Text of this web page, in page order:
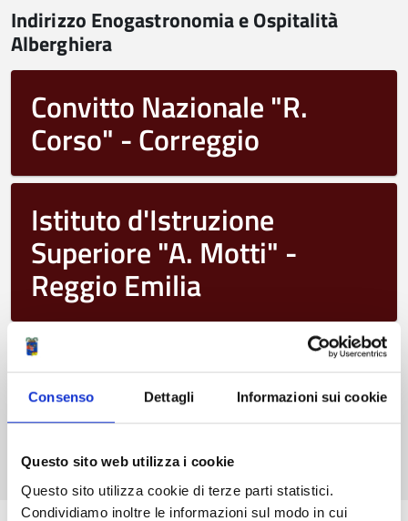
Consenso Dettagli Informazioni sui cookie
Questo sito web utilizza i cookie
Questo sito utilizza cookie di terze parti statistici.
Condividiamo inoltre le informazioni sul modo in cui
Indirizzo Enogastronomia e Ospitalità
Alberghiera
Convitto Nazionale "R.
Corso" - Correggio
Istituto d'Istruzione
Superiore "A. Motti" -
Reggio Emilia
Istituto d'Istruzione
Superiore "N. Mandela" -
Castelnovo ne' Monti